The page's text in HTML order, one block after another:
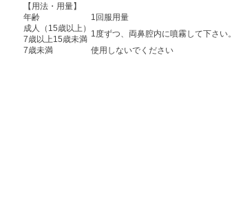
【用法・用量】
年齢
1回服用量
成人（15歳以上）
1度ずつ、両鼻腔内に噴霧して下さい。
7歳以上15歳未満
7歳未満
使用しないでください